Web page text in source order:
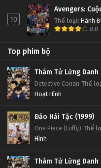
10
Avengers:
Thể loại: Hành
8.0
Top phim bộ
Thám Tử Lừng Danh
Detective Conan Thể
Hoạt Hình
Đảo Hải Tặc (1999)
One Piece (Luffy) Thể
Hình
Thám Tử Lừng Danh